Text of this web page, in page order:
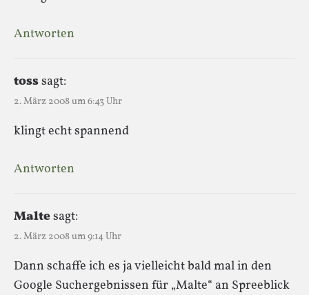
Antworten
tosssagt:
2. März 2008 um 6:43 Uhr
klingt echt spannend
Antworten
Maltesagt:
2. März 2008 um 9:14 Uhr
Dann schaffe ich es ja vielleicht bald mal in den
Google Suchergebnissen für „Malte“ an Spreeblick